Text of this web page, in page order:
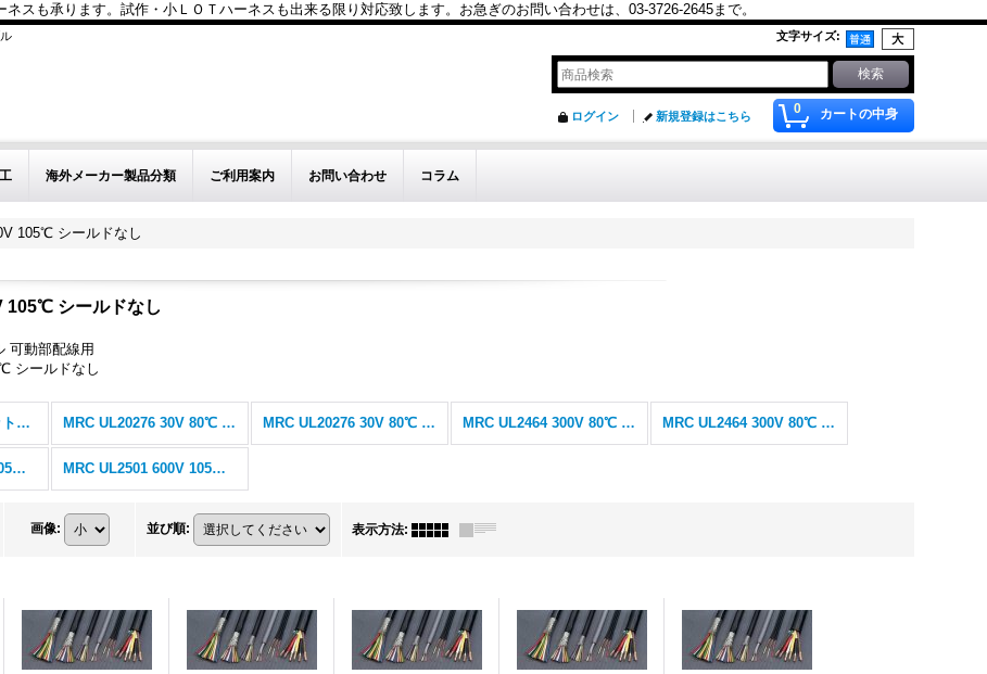
スも承ります。試作・小ＬＯＴハーネスも出来る限り対応致します。お急ぎのお問い合わせは、03-3726-2645まで。
文字サイズ:
0 カートの中身
ログイン 新規登録はこちら
海外メーカー製品分類 ご利用案内 お問い合わせ コラム
105℃ シールドなし
105℃ シールドなし
可動部配線用
シールドなし
阪神電線 MRC ロボットケーブル (全商品) MRC UL20276 30V 80℃ シールドなし MRC UL20276 30V 80℃ シールド付(SB) MRC UL2464 300V 80℃ シールドなし MRC UL2464 300V 80℃ シールド付(SB)
MRC UL2501 600V 105℃ シールドなし MRC UL2501 600V 105℃ シールド付(SB)
画像: 並び順: 表示方法: